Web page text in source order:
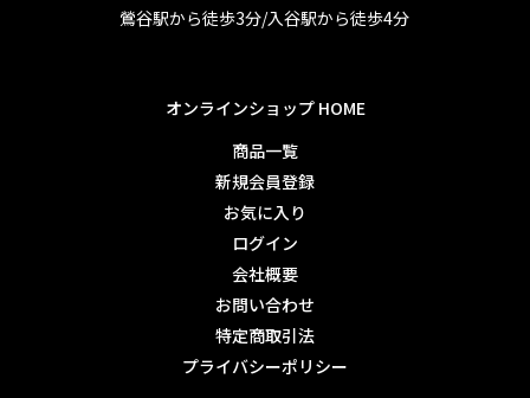
鶯谷駅から徒歩3分/入谷駅から徒歩4分
オンラインショップ HOME
商品一覧
新規会員登録
お気に入り
ログイン
会社概要
お問い合わせ
特定商取引法
プライバシーポリシー